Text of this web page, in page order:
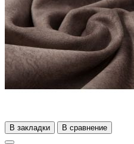
В закладки В сравнение